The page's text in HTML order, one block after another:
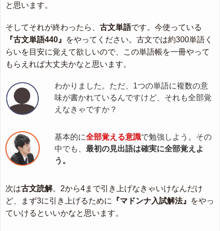
と思います。
そしてそれが終わったら、 古文単語です。今使っている
『古文単語440』
をやってください。古文では約300単語く
らいを目安に覚えて欲しいので、この単語帳を一冊やって
もらえれば大丈夫かなと思います。
わかりました。ただ、1つの単語に複数の意
味が書かれているんですけど、それも全部覚
えなきゃですか？
基本的に全部覚える意識で勉強しよう。その
中でも、 最初の見出語は確実に全部覚えよ
う。
次は古文読解。2から4まで引き上げなきゃいけなんだけ
ど、まず3に引き上げるために
『マドンナ入試解法』
をやっ
ていけるといいかなと思います。